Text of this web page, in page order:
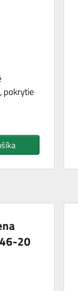
pokrytie
20